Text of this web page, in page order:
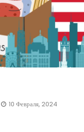
10 Февраля, 2024